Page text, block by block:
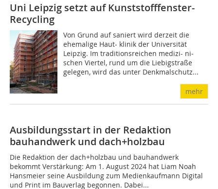
Uni Leipzig setzt auf Kunststofffenster-
Recycling
Von Grund auf saniert wird derzeit die
ehemalige Haut- klinik der Universität
Leipzig. Im traditionsreichen medizi- ni­
schen Viertel, rund um die Liebigstraße
gelegen, wird das unter Denkmalschutz...
mehr
Ausbildungsstart in der Redaktion
bauhandwerk und dach+holzbau
Die Redaktion der dach+holzbau und bauhandwerk
bekommt Verstärkung: Am 1. August 2024 hat Liam Noah
Hansmeier seine Ausbildung zum Medienkaufmann Digital
und Print im Bauverlag begonnen. Dabei...